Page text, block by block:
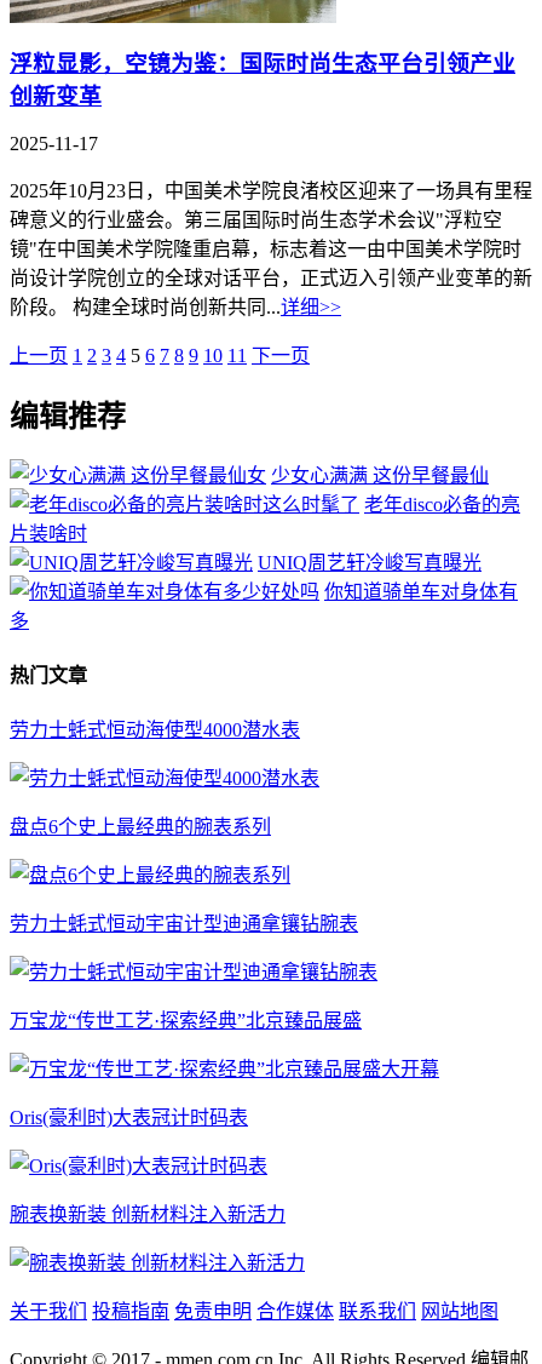
浮粒显影，空镜为鉴：国际时尚生态平台引领产业
创新变革
2025-11-17
2025年10月23日，中国美术学院良渚校区迎来了一场具有里程
碑意义的行业盛会。第三届国际时尚生态学术会议"浮粒空
镜"在中国美术学院隆重启幕，标志着这一由中国美术学院时
尚设计学院创立的全球对话平台，正式迈入引领产业变革的新
阶段。 构建全球时尚创新共同...详细>>
上一页 1 2 3 4 5 6 7 8 9 10 11 下一页
编辑推荐
少女心满满 这份早餐最仙
老年disco必备的亮
片装啥时
UNIQ周艺轩冷峻写真曝光
你知道骑单车对身体有
多
热门文章
劳力士蚝式恒动海使型4000潜水表
盘点6个史上最经典的腕表系列
劳力士蚝式恒动宇宙计型迪通拿镶钻腕表
万宝龙“传世工艺·探索经典”北京臻品展盛
Oris(豪利时)大表冠计时码表
腕表换新装 创新材料注入新活力
关于我们 投稿指南 免责申明 合作媒体 联系我们 网站地图